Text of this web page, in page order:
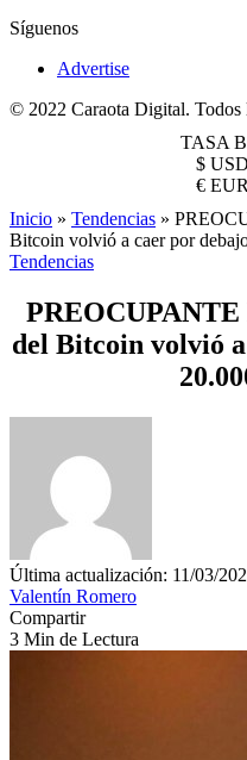
Síguenos
Advertise
© 2022 Caraota Digital. Todos
TASA
$
€
Inicio » Tendencias »
Bitcoin volvió a caer por
Tendencias
del Bitcoin volvió
Última actualización: 11/03/
Valentín Romero
Compartir
3 Min de Lectura